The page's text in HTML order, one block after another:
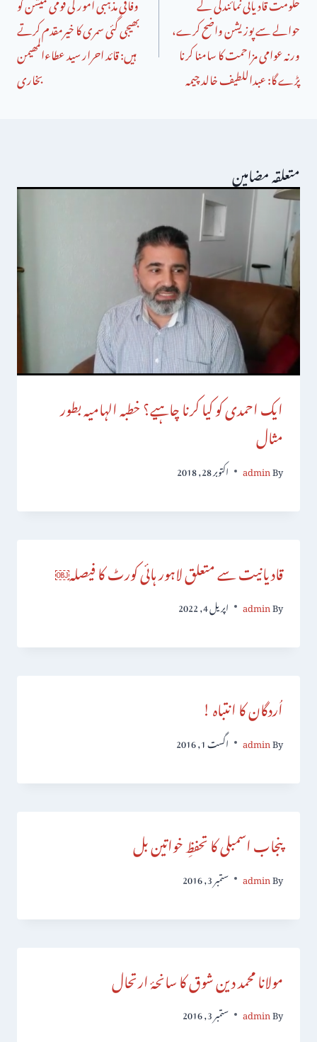
حوالے سے پوزیشن واضح کرے،
ورنہ عوامی مزاحمت کا سامنا کرنا
پڑے گا: عبداللطیف خالد چیمہ
بھیجی گئی سمری کا خیرمقدم کرتے
ہیں: قائد احرار سید عطاءالمھیمن
بخاری
متعلقہ مضامین
ایک احمدی کو کیا کرنا چاہیے؟ خطبہ الہامیہ بطور
مثال
By
admin اکتوبر 28, 2018
قادیانیت سے متعلق لاہور ہائی کورٹ کا فیصلہ￼
By
admin اپریل 4, 2022
اُردگان کا انتباہ !
By
admin اگست 1, 2016
پنجاب اسمبلی کا تحفظِ خواتین بل
By
admin ستمبر 3, 2016
مولانا محمد دین شوق کا سانحۂ ارتحال
By
admin ستمبر 3, 2016